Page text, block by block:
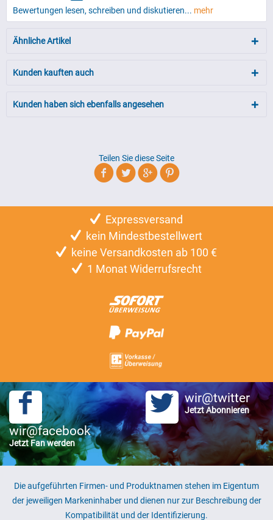
Bewertungen lesen, schreiben und diskutieren... mehr
Ähnliche Artikel
Kunden kauften auch
Kunden haben sich ebenfalls angesehen
Teilen Sie diese Seite
Expressversand
kein Mindestbestellwert
keine Versandkosten ab 100 €
1 Monat Widerrufsrecht
wir@facebook
Jetzt Fan werden
wir@twitter
Jetzt Abonnieren
Die aufgeführten Firmen- und Produktnamen stehen im Eigentum
der jeweiligen Markeninhaber und dienen nur zur Beschreibung der
Kompatibilität und der Identifizierung.